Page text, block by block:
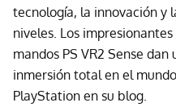
tecnología, la innovación y
niveles. Los
mandos PS VR2 Sense
inmersión total en el
PlayStation en su blog.